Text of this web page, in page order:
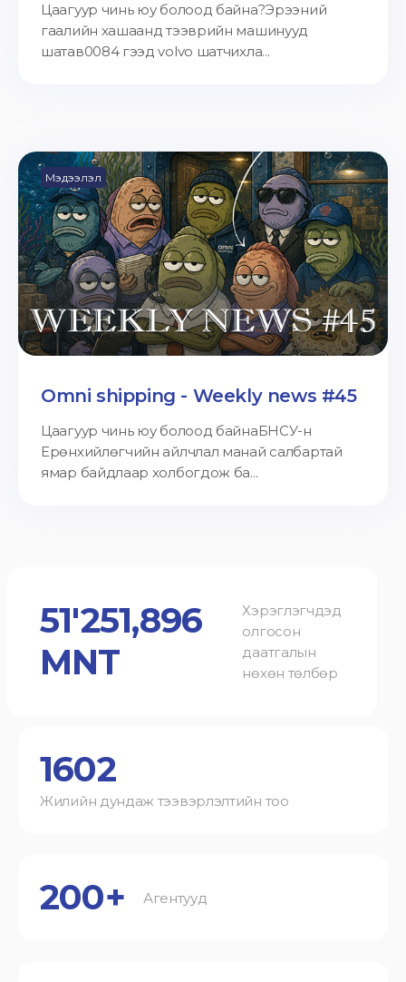
Цаагуур чинь юу болоод байна?Эрээний
гаалийн хашаанд тээврийн машинууд
шатав0084 гээд volvo шатчихла...
Мэдээлэл
Omni shipping - Weekly news #45
Цаагуур чинь юу болоод байнаБНСУ-н
Ерөнхийлөгчийн айлчлал манай салбартай
ямар байдлаар холбогдож ба...
51'251,896
MNT
Хэрэглэгчдэд
олгосон
даатгалын
нөхөн төлбөр
1602
Жилийн дундаж тээвэрлэлтийн тоо
200+ Агентууд